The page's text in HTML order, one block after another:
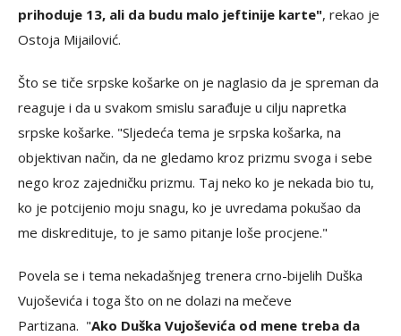
prihoduje 13, ali da budu malo jeftinije karte", rekao je
Ostoja Mijailović.
Što se tiče srpske košarke on je naglasio da je spreman da
reaguje i da u svakom smislu sarađuje u cilju napretka
srpske košarke. "Sljedeća tema je srpska košarka, na
objektivan način, da ne gledamo kroz prizmu svoga i sebe
nego kroz zajedničku prizmu. Taj neko ko je nekada bio tu,
ko je potcijenio moju snagu, ko je uvredama pokušao da
me diskredituje, to je samo pitanje loše procjene."
Povela se i tema nekadašnjeg trenera crno-bijelih Duška
Vujoševića i toga što on ne dolazi na mečeve
Partizana. "Ako Duška Vujoševića od mene treba da